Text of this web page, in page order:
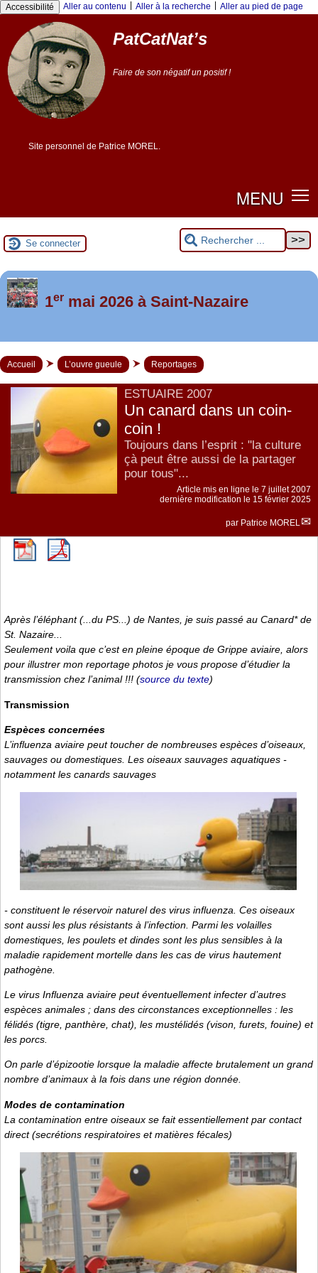
Accessibilité Aller au contenu Aller à la recherche Aller au pied de page
PatCatNat’s
Faire de son négatif un positif !
Site personnel de Patrice MOREL.
MENU
Se connecter
Foutez-nous la paix !
1ermai 2026 à Saint-Nazaire
Accueil L’ouvre gueule Reportages
ESTUAIRE 2007
Un canard dans un coin-
coin !
Toujours dans l’esprit : "la culture
çà peut être aussi de la partager
pour tous"...
Article mis en ligne le 7 juillet 2007
dernière modification le 15 février 2025
par Patrice MOREL
Après l’éléphant (...du PS...) de Nantes, je suis passé au Canard* de
St. Nazaire...
Seulement voila que c’est en pleine époque de Grippe aviaire, alors
pour illustrer mon reportage photos je vous propose d’étudier la
transmission chez l’animal !!! (source du texte)
Transmission
Espèces concernées
L’influenza aviaire peut toucher de nombreuses espèces d’oiseaux,
sauvages ou domestiques. Les oiseaux sauvages aquatiques -
notamment les canards sauvages
- constituent le réservoir naturel des virus influenza. Ces oiseaux
sont aussi les plus résistants à l’infection. Parmi les volailles
domestiques, les poulets et dindes sont les plus sensibles à la
maladie rapidement mortelle dans les cas de virus hautement
pathogène.
Le virus Influenza aviaire peut éventuellement infecter d’autres
espèces animales ; dans des circonstances exceptionnelles : les
félidés (tigre, panthère, chat), les mustélidés (vison, furets, fouine) et
les porcs.
On parle d’épizootie lorsque la maladie affecte brutalement un grand
nombre d’animaux à la fois dans une région donnée.
Modes de contamination
La contamination entre oiseaux se fait essentiellement par contact
direct (secrétions respiratoires et matières fécales)